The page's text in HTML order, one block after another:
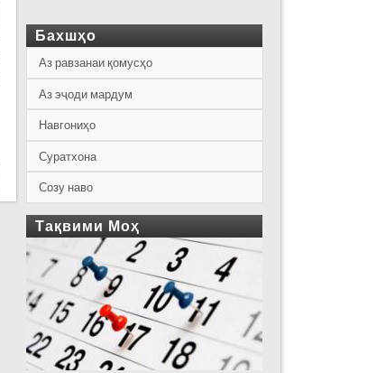
Бахшҳо
Аз равзанаи қомусҳо
Аз эҷоди мардум
Навгониҳо
Суратхона
Созу наво
Тақвими Моҳ